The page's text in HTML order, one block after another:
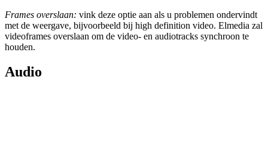
Frames overslaan: vink deze optie aan als u problemen ondervindt
met de weergave, bijvoorbeeld bij high definition video. Elmedia zal
videoframes overslaan om de video- en audiotracks synchroon te
houden.
Audio